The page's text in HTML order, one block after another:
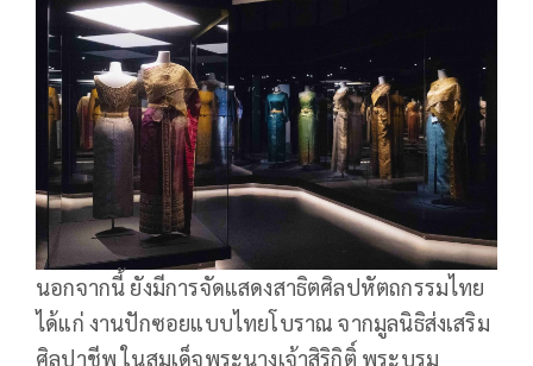
นอกจากนี้ ยังมีการจัดแสดงสาธิตศิลปหัตถกรรมไทย
ได้แก่ งานปักซอยแบบไทยโบราณ จากมูลนิธิส่งเสริม
ศิลปาชีพ ในสมเด็จพระนางเจ้าสิริกิติ์ พระบรม